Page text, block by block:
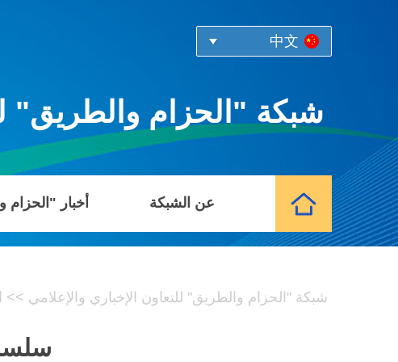
中文
شبكة "الحزام والطريق"
عن الشبكة أخبار
شبكة "الحزام والطريق" للتعاون الإخباري والإعلامي >>